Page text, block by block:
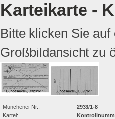
Karteikarte -
Bitte klicken Sie
Großbildansicht zu
Münchener Nr.:
2936/1-8
Kartei: